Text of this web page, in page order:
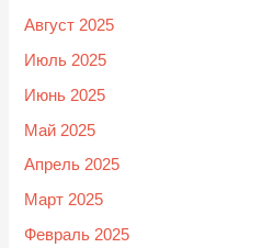
Август 2025
Июль 2025
Июнь 2025
Май 2025
Апрель 2025
Март 2025
Февраль 2025